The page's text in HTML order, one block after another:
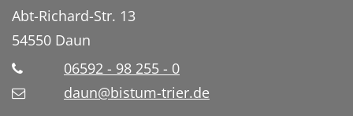
Abt-Richard-Str. 13
54550 Daun
06592 - 98 255 - 0
daun@bistum-trier.de